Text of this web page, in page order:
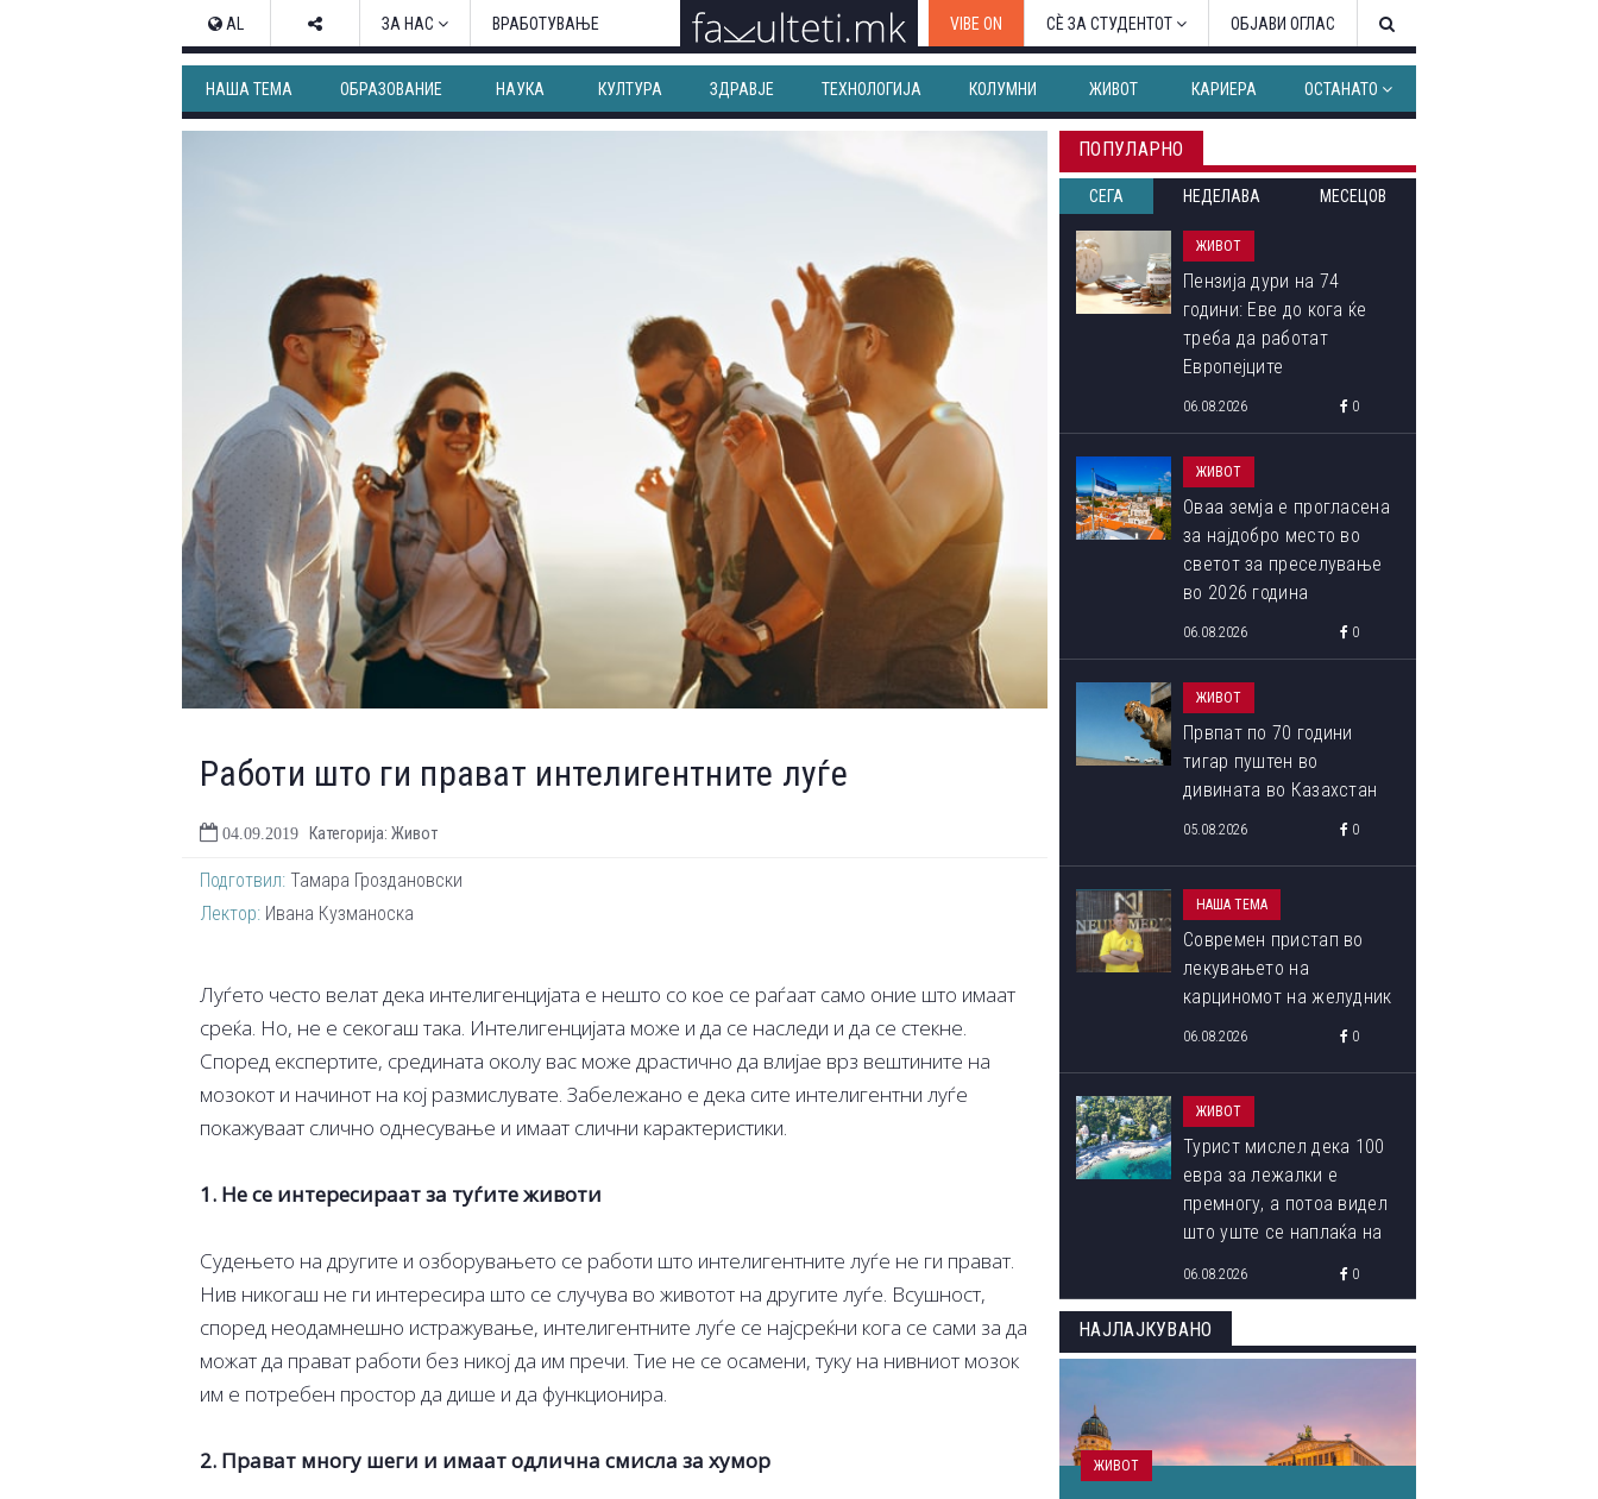
AL ЗА НАС ВРАБОТУВАЊЕ VIBE ON СЀ ЗА СТУДЕНТОТ ОБЈАВИ ОГЛАС
НАША ТЕМА ОБРАЗОВАНИЕ НАУКА КУЛТУРА ЗДРАВЈЕ ТЕХНОЛОГИЈА КОЛУМНИ ЖИВОТ КАРИЕРА ОСТАНАТО
Работи што ги прават интелигентните луѓе
04.09.2019 Категорија: Живот
Подготвил: Тамара Гроздановски
Лектор: Ивана Кузманоска
Луѓето често велат дека интелигенцијата е нешто со кое се раѓаат само оние што имаат
среќа. Но, не е секогаш така. Интелигенцијата може и да се наследи и да се стекне.
Според експертите, средината околу вас може драстично да влијае врз вештините на
мозокот и начинот на кој размислувате. Забележано е дека сите интелигентни луѓе
покажуваат слично однесување и имаат слични карактеристики.
1. Не се интересираат за туѓите животи
Судењето на другите и озборувањето се работи што интелигентните луѓе не ги прават.
Нив никогаш не ги интересира што се случува во животот на другите луѓе. Всушност,
според неодамнешно истражување, интелигентните луѓе се најсреќни кога се сами за да
можат да прават работи без никој да им пречи. Тие не се осамени, туку на нивниот мозок
им е потребен простор да дише и да функционира.
2. Прават многу шеги и имаат одлична смисла за хумор
ПОПУЛАРНО
СЕГА НЕДЕЛАВА МЕСЕЦОВ
ЖИВОТ
Пензија дури на 74
години: Еве до кога ќе
треба да работат
Европејците
06.08.2026 0
ЖИВОТ
Оваа земја е прогласена
за најдобро место во
светот за преселување
во 2026 година
06.08.2026 0
ЖИВОТ
Првпат по 70 години
тигар пуштен во
дивината во Казахстан
05.08.2026 0
НАША ТЕМА
Современ пристап во
лекувањето на
карциномот на желудник
06.08.2026 0
ЖИВОТ
Турист мислел дека 100
евра за лежалки е
премногу, а потоа видел
што уште се наплаќа на
06.08.2026 0
НАЈЛАЈКУВАНО
ЖИВОТ